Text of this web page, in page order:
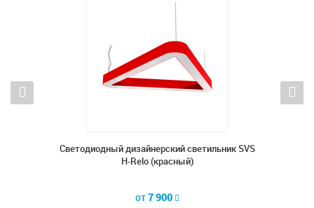
Cветодиодный дизайнерский светильник SVS
H-Relo (красный)
от7 900